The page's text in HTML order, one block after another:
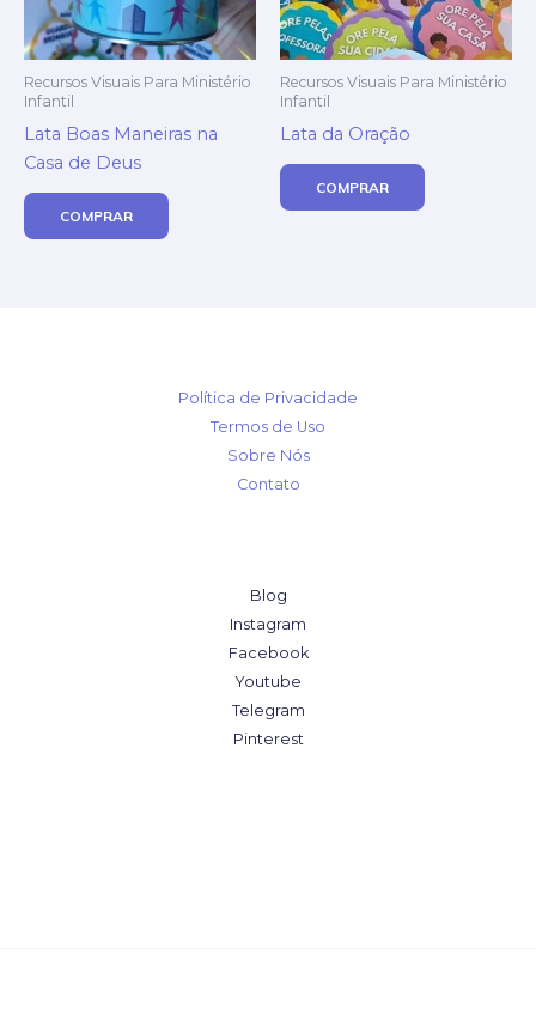
Recursos Visuais Para Ministério
Infantil
Lata Boas Maneiras na
Casa de Deus
COMPRAR
Recursos Visuais Para Ministério
Infantil
Lata da Oração
COMPRAR
Política de Privacidade
Termos de Uso
Sobre Nós
Contato
Blog
Instagram
Facebook
Youtube
Telegram
Pinterest